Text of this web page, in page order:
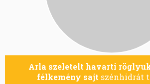
Arla szeletelt havarti
félkemény sajt szénhidrát